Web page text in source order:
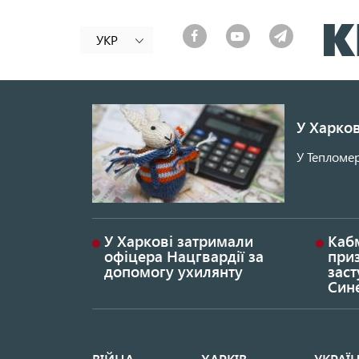
УКР
У
У
У Харкові затримали
офіцера Нацгвардії за
допомогу ухилянту